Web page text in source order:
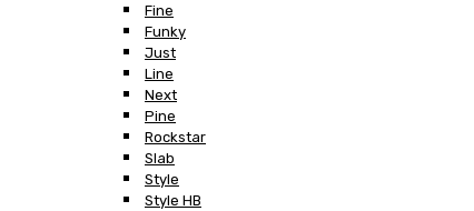
Fine
Funky
Just
Line
Next
Pine
Rockstar
Slab
Style
Style HB